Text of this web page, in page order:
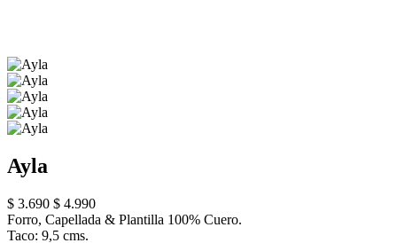
Ayla
$ 3.690 $ 4.990
Forro, Capellada & Plantilla 100% Cuero.
Taco: 9,5 cms.